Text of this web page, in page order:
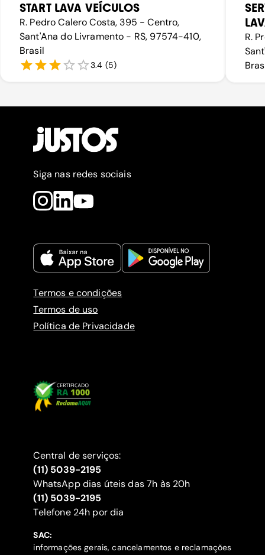
START LAVA VEÍCULOS
R. Pedro Calero Costa, 395 - Centro,
Sant'Ana do Livramento - RS, 97574-410,
Brasil
3.4 (5)
R.
Siga nas redes sociais
Termos e condições
Termos de uso
Política de Privacidade
Central de serviços:
(11) 5039-2195
WhatsApp dias úteis das 7h às 20h
(11) 5039-2195
‍Telefone 24h por dia
SAC:
informações gerais, cancelamentos e reclamações